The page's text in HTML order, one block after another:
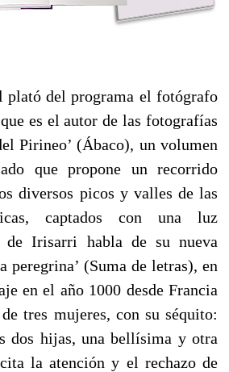
plató del programa el fotógrafo
es el autor de las fotografías
Pirineo’ (Ábaco), un volumen
que propone un recorrido
diversos picos y valles de las
captados con una luz
de Irisarri habla de su nueva
peregrina’ (Suma de letras), en
en el año 1000 desde Francia
tres mujeres, con su séquito:
dos hijas, una bellísima y otra
la atención y el rechazo de